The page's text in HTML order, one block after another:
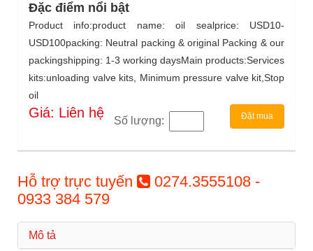
Đặc điểm nổi bật
Product info:product name: oil sealprice: USD10-
USD100packing: Neutral packing & original Packing & our
packingshipping: 1-3 working daysMain products:Services
kits:unloading valve kits, Minimum pressure valve kit,Stop
oil
Giá: Liên hệ
Số lượng: Đặt mua
Hỗ trợ trực tuyến
0274.3555108 -
0933 384 579
Mô tả